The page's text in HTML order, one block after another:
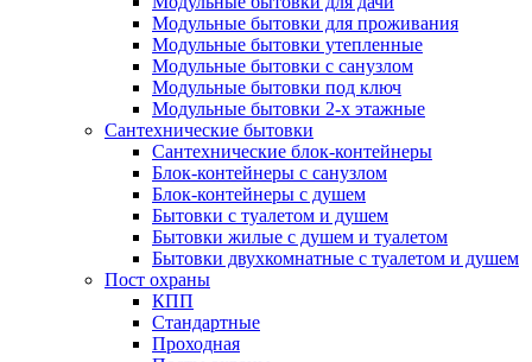
Модульные бытовки для проживания
Модульные бытовки утепленные
Модульные бытовки с санузлом
Модульные бытовки под ключ
Модульные бытовки 2-х этажные
Сантехнические бытовки
Сантехнические блок-контейнеры
Блок-контейнеры с санузлом
Блок-контейнеры с душем
Бытовки с туалетом и душем
Бытовки жилые с душем и туалетом
Бытовки двухкомнатные с туалетом и душем
Пост охраны
КПП
Стандартные
Проходная